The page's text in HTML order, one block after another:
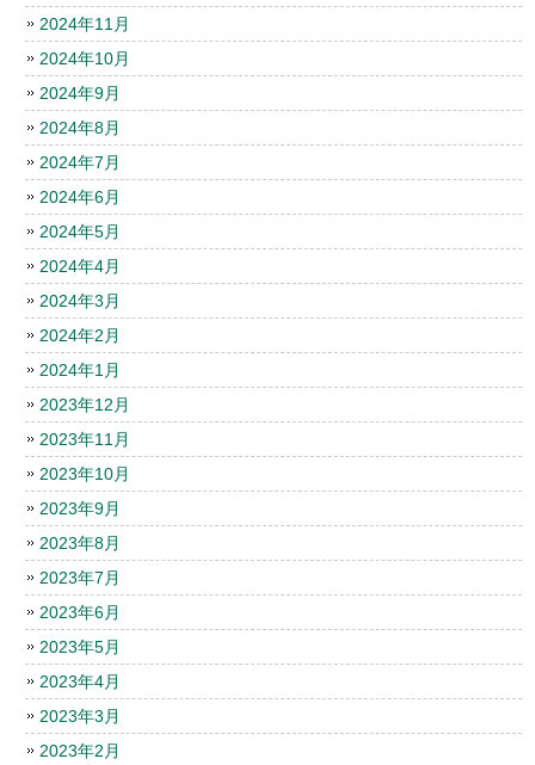
2024年11月
2024年10月
2024年9月
2024年8月
2024年7月
2024年6月
2024年5月
2024年4月
2024年3月
2024年2月
2024年1月
2023年12月
2023年11月
2023年10月
2023年9月
2023年8月
2023年7月
2023年6月
2023年5月
2023年4月
2023年3月
2023年2月